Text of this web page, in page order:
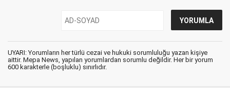
UYARI: Yorumların her türlü cezai ve hukuki sorumluluğu yazan kişiye
aittir. Mepa News, yapılan yorumlardan sorumlu değildir. Her bir yorum
600 karakterle (boşluklu) sınırlıdır.